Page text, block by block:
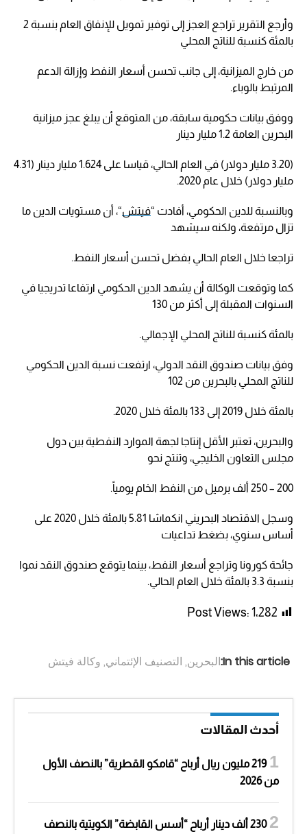
وأرجع التقرير تراجع العجز إلى توفير تمويل للإنفاق العام بنسبة 2
بالمئة كنسبة للناتج المحلي
من خارج الميزانية، إلى جانب تحسن أسعار النفط وإزالة الدعم
المرتبط بالوباء.
ووفق بيانات حكومية سابقة، من المتوقع أن يبلغ عجز ميزانية
البحرين العامة 1.2 مليار دينار
(3.20 مليار دولار) في العام الحالي، قياسا على 1.624 مليار دينار (4.31
مليار دولار) خلال عام 2020.
وبالنسبة للدين الحكومي، أفادت “فيتش“، أن مستويات الدين ما
تزال مرتفعة، ولكنه سيشهد
تراجعا خلال العام الحالي بفضل تحسن أسعار النفط.
كما وتوقعت الوكالة أن يشهد الدين الحكومي ارتفاعا تدريجيا في
السنوات المقبلة إلى أكثر من 130
بالمئة كنسبة للناتج المحلي الإجمالي.
وفق بيانات صندوق النقد الدولي، ارتفعت نسبة الدين الحكومي
للناتج المحلي بالبحرين من 102
بالمئة خلال 2019 إلى 133 بالمئة خلال 2020.
والبحرين، تعتبر الأقل إنتاجا لجهة الموارد النفطية بين دول
مجلس التعاون الخليجي، وتنتج نحو
200 – 250 ألف برميل من النفط الخام يومياً.
وسجل الاقتصاد البحريني انكماشا 5.81 بالمئة خلال 2020 على
أساس سنوي، بضغط تداعيات
جائحة كورونا وتراجع أسعار النفط، بينما يتوقع صندوق النقد نموا
بنسبة 3.3 بالمئة خلال العام الحالي.
Post Views: 1٬282
In this article:البحرين, التصنيف الإئتماني, وكالة فيتش
أحدث المقالات
219 مليون ريال أرباح “قامكو القطرية” بالنصف الأول
من 2026
230 ألف دينار أرباح “أسس القابضة” الكويتية بالنصف